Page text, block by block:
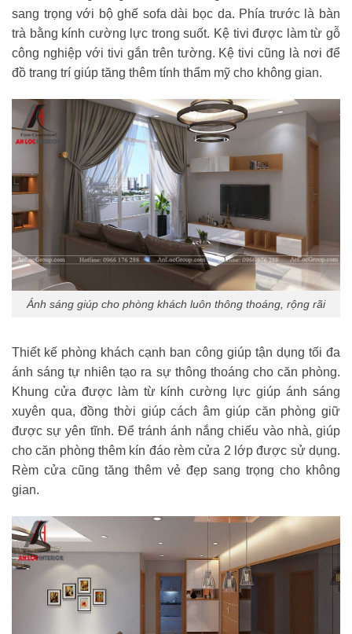
sang trọng với bộ ghế sofa dài bọc da. Phía trước là bàn
trà bằng kính cường lực trong suốt. Kệ tivi được làm từ gỗ
công nghiệp với tivi gắn trên tường. Kệ tivi cũng là nơi để
đồ trang trí giúp tăng thêm tính thẩm mỹ cho không gian.
Ánh sáng giúp cho phòng khách luôn thông thoáng, rộng rãi
Thiết kế phòng khách cạnh ban công giúp tận dụng tối đa
ánh sáng tự nhiên tạo ra sự thông thoáng cho căn phòng.
Khung cửa được làm từ kính cường lực giúp ánh sáng
xuyên qua, đồng thời giúp cách âm giúp căn phòng giữ
được sự yên tĩnh. Để tránh ánh nắng chiếu vào nhà, giúp
cho căn phòng thêm kín đáo rèm cửa 2 lớp được sử dụng.
Rèm cửa cũng tăng thêm vẻ đẹp sang trọng cho không
gian.